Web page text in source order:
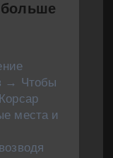
→ Чтобы
места и